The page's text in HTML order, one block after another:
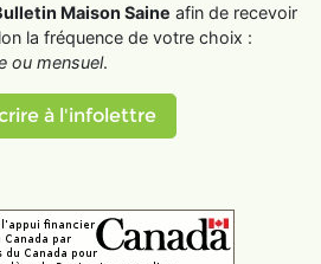
Maison Saine afin de recevoir
la fréquence de votre choix :
ou mensuel.
à l'infolettre